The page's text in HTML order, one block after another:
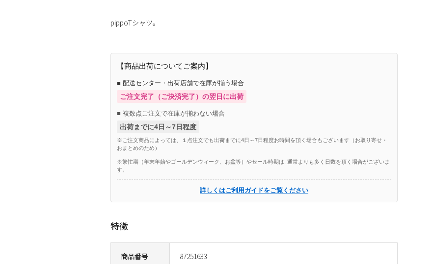
商品番号 87251633
pippoTシャツ。
【商品出荷についてご案内】
■ 配送センター・出荷店舗で在庫が揃う場合
ご注文完了（ご決済完了）の翌日に出荷
■ 複数点ご注文で在庫が揃わない場合
出荷までに4日～7日程度
※ご注文商品によっては、１点注文でも出荷までに4日～7日程度お時間を頂く場合もございます（お取り寄せ・
おまとめのため）
※繁忙期（年末年始やゴールデンウィーク、お盆等）やセール時期は, 通常よりも多く日数を頂く場合がございま
す。
詳しくはご利用ガイドをご覧ください
特徴